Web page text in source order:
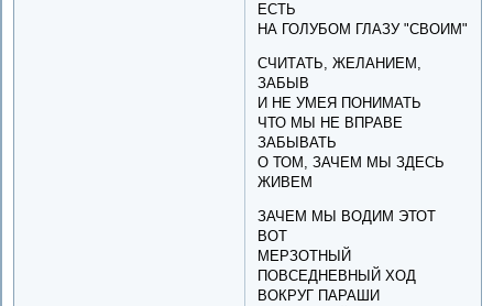
ЕСТЬ
НА ГОЛУБОМ ГЛАЗУ "СВОИМ"
СЧИТАТЬ, ЖЕЛАНИЕМ,
ЗАБЫВ
И НЕ УМЕЯ ПОНИМАТЬ
ЧТО МЫ НЕ ВПРАВЕ
ЗАБЫВАТЬ
О ТОМ, ЗАЧЕМ МЫ ЗДЕСЬ
ЖИВЕМ
ЗАЧЕМ МЫ ВОДИМ ЭТОТ
ВОТ
МЕРЗОТНЫЙ
ПОВСЕДНЕВНЫЙ ХОД
ВОКРУГ ПАРАШИ